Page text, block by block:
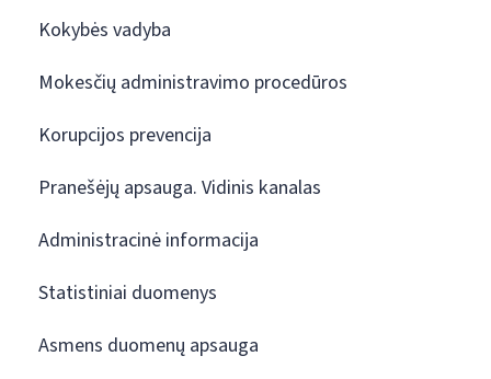
Kokybės vadyba
Mokesčių administravimo procedūros
Korupcijos prevencija
Pranešėjų apsauga. Vidinis kanalas
Administracinė informacija
Statistiniai duomenys
Asmens duomenų apsauga